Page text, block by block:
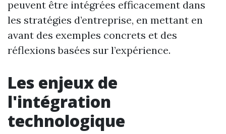
peuvent être intégrées efficacement dans
les stratégies d’entreprise, en mettant en
avant des exemples concrets et des
réflexions basées sur l’expérience.
Les enjeux de
l'intégration
technologique